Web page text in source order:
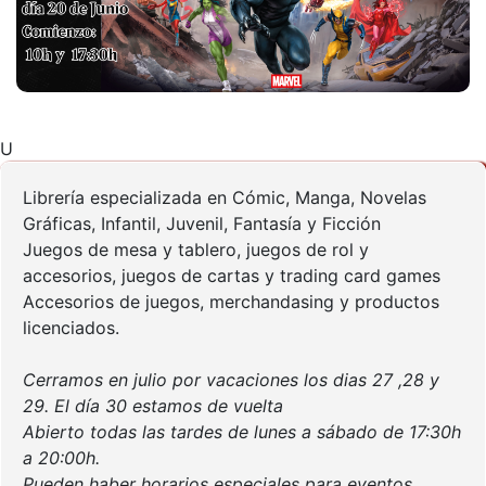
U
Librería especializada en Cómic, Manga, Novelas
Gráficas, Infantil, Juvenil, Fantasía y Ficción
Juegos de mesa y tablero, juegos de rol y
accesorios, juegos de cartas y trading card games
Accesorios de juegos, merchandasing y productos
licenciados.
Cerramos en julio por vacaciones los dias 27 ,28 y
29. El día 30 estamos de vuelta
Abierto todas las tardes de lunes a sábado de 17:30h
a 20:00h.